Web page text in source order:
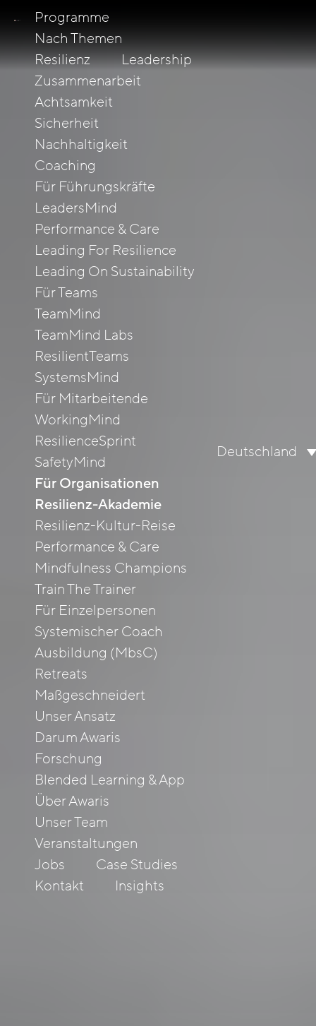
Programme
Nach Themen
Resilienz
Leadership
Zusammenarbeit
Achtsamkeit
Sicherheit
Nachhaltigkeit
Coaching
Für Führungskräfte
LeadersMind
Performance & Care
Leading For Resilience
Leading On Sustainability
Für Teams
TeamMind
TeamMind Labs
ResilientTeams
SystemsMind
Für Mitarbeitende
WorkingMind
ResilienceSprint
SafetyMind
Für Organisationen
Resilienz-Akademie
Resilienz-Kultur-Reise
Performance & Care
Mindfulness Champions
Train The Trainer
Für Einzelpersonen
Systemischer Coach
Ausbildung (MbsC)
Retreats
Maßgeschneidert
Unser Ansatz
Darum Awaris
Forschung
Blended Learning & App
Über Awaris
Unser Team
Veranstaltungen
Jobs
Case Studies
Kontakt
Insights
Deutschland